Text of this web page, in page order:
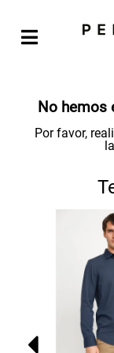
No hemos
Por favor,